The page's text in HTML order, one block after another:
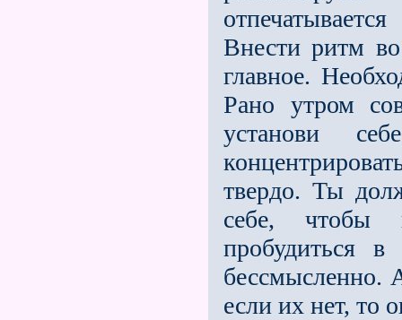
Внести ритм
главное.
Рано утром
установи
твердо. Ты
себе, чтобы
пробудиться в
бессмысленно.
если их нет, то